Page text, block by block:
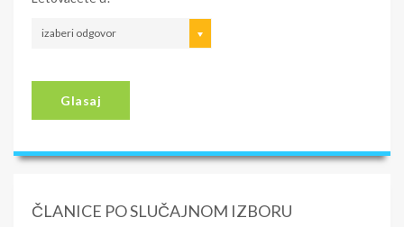
izaberi odgovor
Glasaj
ČLANICE PO SLUČAJNOM IZBORU